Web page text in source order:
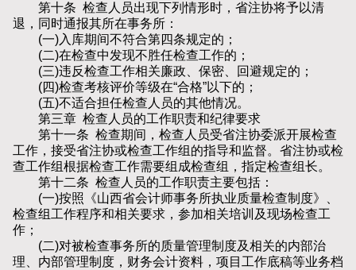
第十条 检查人员出现下列情形时，省注协将予以清
退，同时通报其所在事务所：
(一)入库期间不符合第四条规定的；
(二)在检查中发现不胜任检查工作的；
(三)违反检查工作相关廉政、保密、回避规定的；
(四)检查考核评价等级在“合格”以下的；
(五)不适合担任检查人员的其他情况。
第三章 检查人员的工作职责和纪律要求
第十一条 检查期间，检查人员受省注协委派开展检查
工作，接受省注协或检查工作组的指导和监督。省注协或检
查工作组根据检查工作需要组成检查组，指定检查组长。
第十二条 检查人员的工作职责主要包括：
(一)按照《山西省会计师事务所执业质量检查制度》、
检查组工作程序和相关要求，参加相关培训及现场检查工
作；
(二)对被检查事务所的质量管理制度及相关的内部治
理、内部管理制度，财务会计资料，项目工作底稿等业务档